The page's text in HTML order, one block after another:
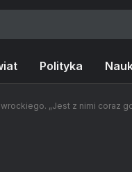
Polityka
„Jest z nimi coraz